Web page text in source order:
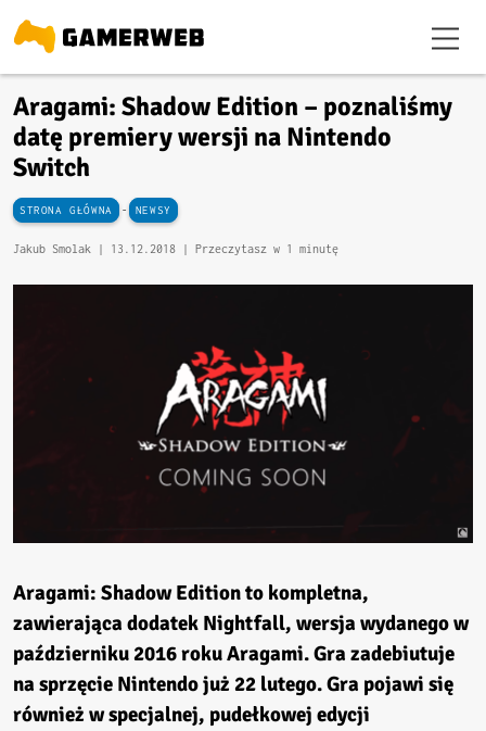
Aragami: Shadow Edition – poznaliśmy
datę premiery wersji na Nintendo
Switch
STRONA GŁÓWNA - NEWSY
Jakub Smolak | 13.12.2018 | Przeczytasz w 1 minutę
Aragami: Shadow Editionto kompletna,
zawierająca dodatek Nightfall, wersja wydanego w
październiku 2016 rokuAragami.Gra zadebiutuje
na sprzęcie Nintendo już 22 lutego. Gra pojawi się
również w specjalnej, pudełkowej edycji